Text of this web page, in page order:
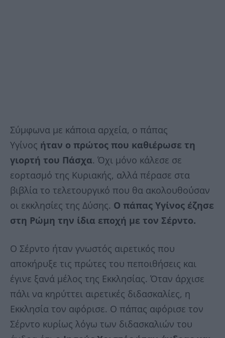
Σύμφωνα με κάποια αρχεία, ο πάπας
Υγίνος ήταν ο πρώτος που καθιέρωσε τη
γιορτή του Πάσχα. Όχι μόνο κάλεσε σε
εορτασμό της Κυριακής, αλλά πέρασε στα
βιβλία το τελετουργικό που θα ακολουθούσαν
οι εκκλησίες της Δύσης. Ο πάπας Υγίνος έζησε
στη Ρώμη την ίδια εποχή με τον Σέρντο.
Ο Σέρντο ήταν γνωστός αιρετικός που
αποκήρυξε τις πρώτες του πεποιθήσεις και
έγινε ξανά μέλος της Εκκλησίας. Όταν άρχισε
πάλι να κηρύττει αιρετικές διδασκαλίες, η
Εκκλησία τον αφόρισε. Ο πάπας αφόρισε τον
Σέρντο κυρίως λόγω των διδασκαλιών του